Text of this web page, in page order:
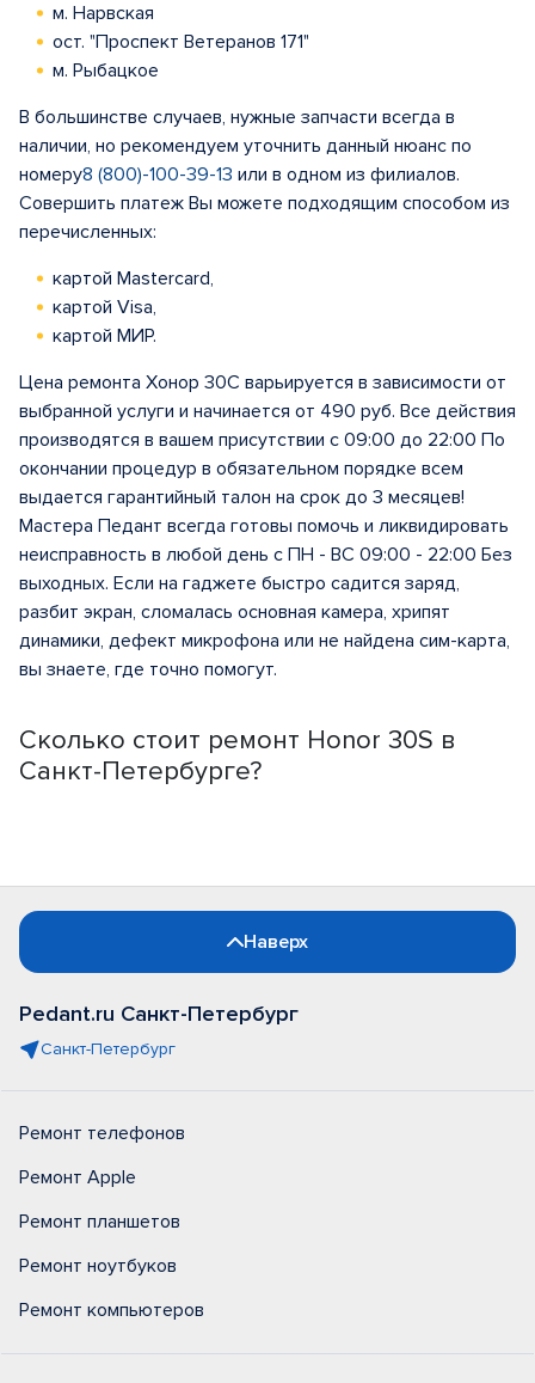
Сколько стоит ремонт Honor 30S в
Санкт-Петербурге?
м. Нарвская
ост. "Проспект Ветеранов 171"
м. Рыбацкое
В большинстве случаев, нужные запчасти всегда в
наличии, но рекомендуем уточнить данный нюанс по
номеру8 (800)-100-39-13 или в одном из филиалов.
Совершить платеж Вы можете подходящим способом из
перечисленных:
картой Mastercard,
картой Visa,
картой МИР.
Цена ремонта Хонор 30С варьируется в зависимости от
выбранной услуги и начинается от 490 руб. Все действия
производятся в вашем присутствии с 09:00 до 22:00 По
окончании процедур в обязательном порядке всем
выдается гарантийный талон на срок до 3 месяцев!
Мастера Педант всегда готовы помочь и ликвидировать
неисправность в любой день с ПН - ВС 09:00 - 22:00 Без
выходных. Если на гаджете быстро садится заряд,
разбит экран, сломалась основная камера, хрипят
динамики, дефект микрофона или не найдена сим-карта,
вы знаете, где точно помогут.
Наверх
Pedant.ru Санкт-Петербург
Санкт-Петербург
Ремонт телефонов
Ремонт Apple
Ремонт планшетов
Ремонт ноутбуков
Ремонт компьютеров